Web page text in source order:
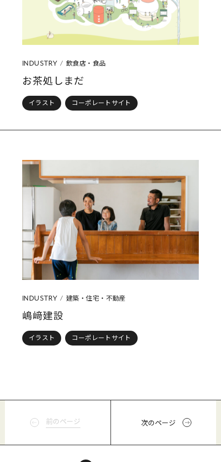
INDUSTRY 飲食店・食品
お茶処しまだ
イラスト コーポレートサイト
INDUSTRY 建築・住宅・不動産
嶋﨑建設
イラスト コーポレートサイト
前のページ 次のページ